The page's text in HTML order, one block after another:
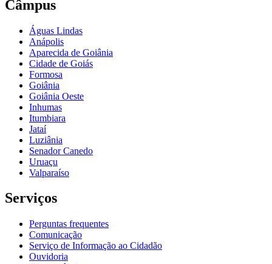
Câmpus
Águas Lindas
Anápolis
Aparecida de Goiânia
Cidade de Goiás
Formosa
Goiânia
Goiânia Oeste
Inhumas
Itumbiara
Jataí
Luziânia
Senador Canedo
Uruaçu
Valparaíso
Serviços
Perguntas frequentes
Comunicação
Serviço de Informação ao Cidadão
Ouvidoria